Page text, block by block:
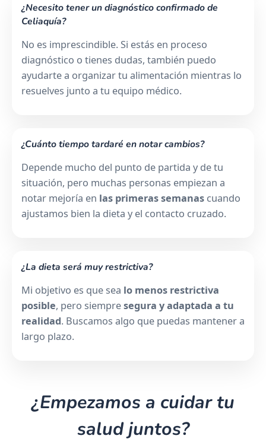
¿Necesito tener un diagnóstico confirmado de
Celiaquía?
No es imprescindible. Si estás en proceso
diagnóstico o tienes dudas, también puedo
ayudarte a organizar tu alimentación mientras lo
resuelves junto a tu equipo médico.
¿Cuánto tiempo tardaré en notar cambios?
Depende mucho del punto de partida y de tu
situación, pero muchas personas empiezan a
notar mejoría en las primeras semanas cuando
ajustamos bien la dieta y el contacto cruzado.
¿La dieta será muy restrictiva?
Mi objetivo es que sea lo menos restrictiva
posible, pero siempresegura y adaptada a tu
realidad. Buscamos algo que puedas mantener a
largo plazo.
¿Empezamos a cuidar tu
salud juntos?